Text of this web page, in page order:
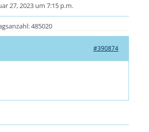
27, 2023 um 7:15 p.m.
485020
#390874